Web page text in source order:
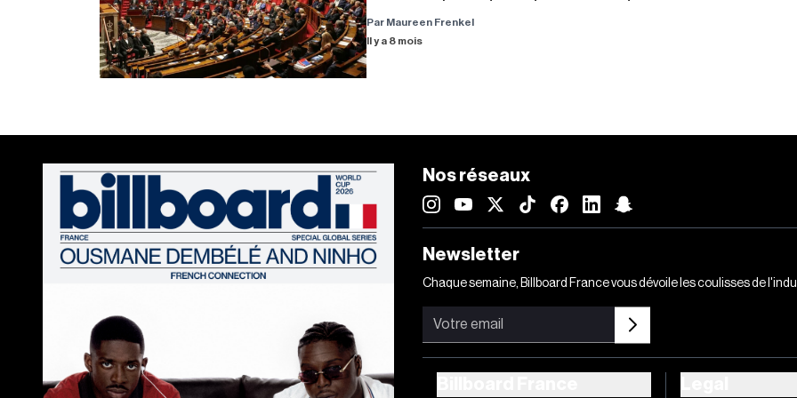
Par Maureen Frenkel
Il y a 8 mois
Nos réseaux
Newsletter
Chaque semaine, Billboard France vous dévoile les coulisses de